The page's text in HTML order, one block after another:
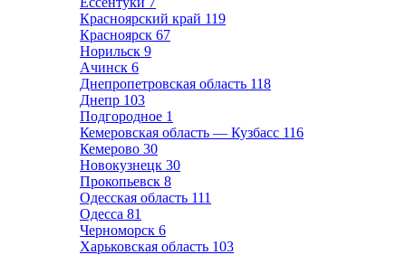
Красноярский край 119
Красноярск 67
Норильск 9
Ачинск 6
Днепропетровская область 118
Днепр 103
Подгородное 1
Кемеровская область — Кузбасс 116
Кемерово 30
Новокузнецк 30
Прокопьевск 8
Одесская область 111
Одесса 81
Черноморск 6
Харьковская область 103